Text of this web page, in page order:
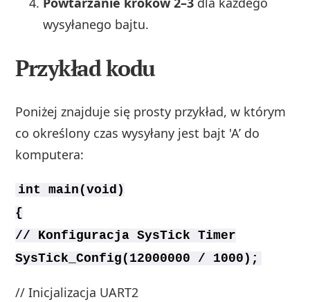
wysyłanego bajtu.
Przykład kodu
Poniżej znajduje się prosty przykład, w którym
co określony czas wysyłany jest bajt 'A’ do
komputera:
int main(void)
{
// Konfiguracja SysTick Timer
SysTick_Config(12000000 / 1000);
// Inicjalizacja UART2